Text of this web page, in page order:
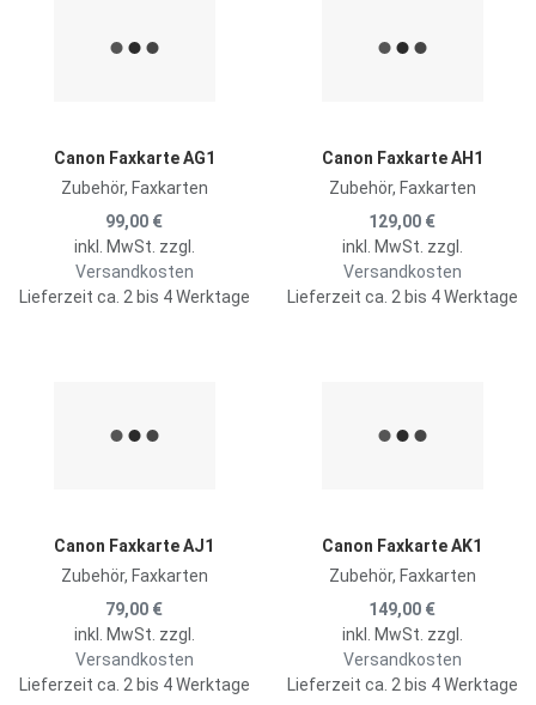
Zum Vergleich hinzufügen
Canon Faxkarte AG1
Zubehör, Faxkarten
99,00 €
inkl. MwSt. zzgl.
Versandkosten
Lieferzeit ca. 2 bis 4 Werktage
Canon Faxkarte AH1
Zubehör, Faxkarten
129,00 €
inkl. MwSt. zzgl.
Versandkosten
Lieferzeit ca. 2 bis 4 Werktage
Zum Vergleich hinzufügen
Canon Faxkarte AJ1
Zubehör, Faxkarten
79,00 €
inkl. MwSt. zzgl.
Versandkosten
Lieferzeit ca. 2 bis 4 Werktage
Canon Faxkarte AK1
Zubehör, Faxkarten
149,00 €
inkl. MwSt. zzgl.
Versandkosten
Lieferzeit ca. 2 bis 4 Werktage